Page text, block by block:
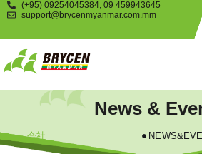
(+95) 09254045384, 09 459943645
support@brycenmyanmar.com.mm
News &
会社